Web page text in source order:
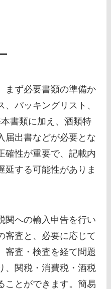
まず必要書類の準備か
パッキングリスト、
書類に加え、酒類特
届出書などが必要とな
確性が重要で、記載内
延する可能性がありま
関への輸入申告を行い
審査と、必要に応じて
審査・検査を経て問題
、関税・消費税・酒税
ことができます。簡易